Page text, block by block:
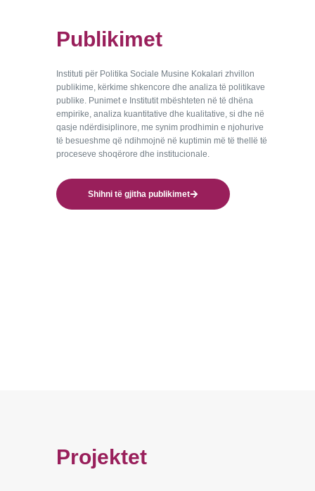
Publikimet
Instituti për Politika Sociale Musine Kokalari zhvillon
publikime, kërkime shkencore dhe analiza të politikave
publike. Punimet e Institutit mbështeten në të dhëna
empirike, analiza kuantitative dhe kualitative, si dhe në
qasje ndërdisiplinore, me synim prodhimin e njohurive
të besueshme që ndihmojnë në kuptimin më të thellë të
proceseve shoqërore dhe institucionale.
Shihni të gjitha publikimet
Projektet